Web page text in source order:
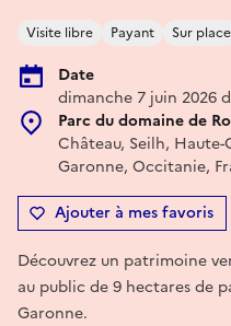
Visite libre Payant Sur place
Date
dimanche 7 juin 2026
Parc du domaine de
Château, Seilh,
Garonne, Occitanie,
Ajouter à mes favoris
Découvrez un patrimoine
au public de 9 hectares de
Garonne.